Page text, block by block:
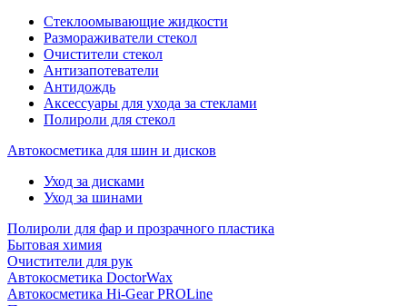
Стеклоомывающие жидкости
Размораживатели стекол
Очистители стекол
Антизапотеватели
Антидождь
Аксессуары для ухода за стеклами
Полироли для стекол
Автокосметика для шин и дисков
Уход за дисками
Уход за шинами
Полироли для фар и прозрачного пластика
Бытовая химия
Очистители для рук
Автокосметика DoctorWax
Автокосметика Hi-Gear PROLine